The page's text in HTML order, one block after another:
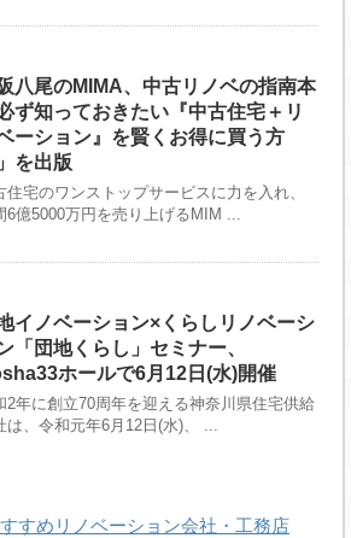
八尾のMIMA、中古リノベの指南本
必ず知っておきたい『中古住宅＋リ
ーション』を賢くお得に買う方
を出版
住宅のワンストップサービスに力を入れ、
6億5000万円を売り上げるMIM ...
イノベーション×くらしリノベーシ
「団地くらし」セミナー、
ホールで6月12日(水)開催
2年に創立70周年を迎える神奈川県住宅供給
は、令和元年6月12日(水)、 ...
すめリノベーション会社・工務店